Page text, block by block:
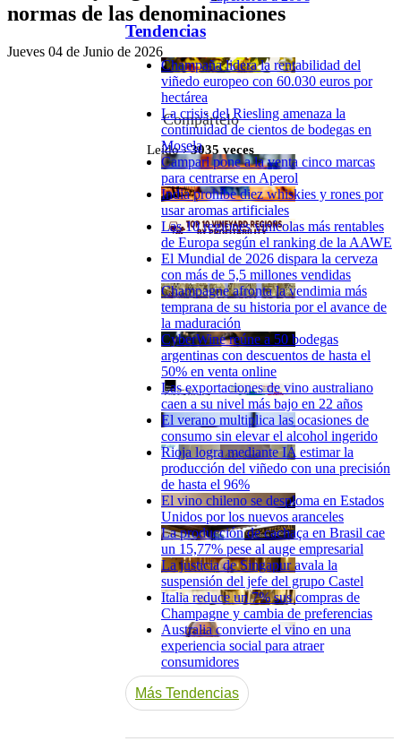
normas de las denominaciones
Jueves 04 de Junio de 2026
Compártelo
Leído ›3035 veces
Tendencias
Champaña lidera la rentabilidad del
viñedo europeo con 60.030 euros por
hectárea
La crisis del Riesling amenaza la
continuidad de cientos de bodegas en
Mosela
Campari pone a la venta cinco marcas
para centrarse en Aperol
India prohíbe diez whiskies y rones por
usar aromas artificiales
Las 10 regiones vinícolas más rentables
de Europa según el ranking de la AAWE
El Mundial de 2026 dispara la cerveza
con más de 5,5 millones vendidas
Champagne afronta la vendimia más
temprana de su historia por el avance de
la maduración
CyberWine reúne a 50 bodegas
argentinas con descuentos de hasta el
50% en venta online
Las exportaciones de vino australiano
caen a su nivel más bajo en 22 años
El verano multiplica las ocasiones de
consumo sin elevar el alcohol ingerido
Rioja logra mediante IA estimar la
producción del viñedo con una precisión
de hasta el 96%
El vino chileno se desploma en Estados
Unidos por los nuevos aranceles
La producción de cachaça en Brasil cae
un 15,77% pese al auge empresarial
La justicia de Singapur avala la
suspensión del jefe del grupo Castel
Italia reduce un 7% sus compras de
Champagne y cambia de preferencias
Australia convierte el vino en una
experiencia social para atraer
consumidores
Más Tendencias